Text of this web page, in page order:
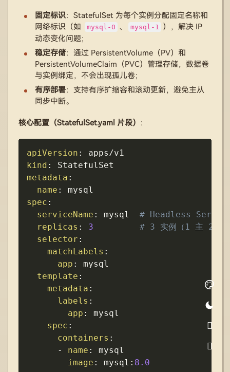
固定标识：StatefulSet 为每个实例分配固定名称和
网络标识（如
mysql-0 、 mysql-1 ），解决 IP
动态变化问题；
稳定存储：通过 PersistentVolume（PV）和
PersistentVolumeClaim（PVC）管理存储，数据卷
与实例绑定，不会出现孤儿卷；
有序部署：支持有序扩缩容和滚动更新，避免主从
同步中断。
核心配置（StatefulSet.yaml 片段） ：
apiVersion :
kind :
metadata :
name :
spec :
serviceName : mysql # Headless Service
replicas : 3
# 3 实例（1 主 2 从
selector :
matchLabels :
app :
mysql
template :
metadata :
labels :
app :
mysql
spec :
containers :
-
name :
mysql
image : mysql : 8.0